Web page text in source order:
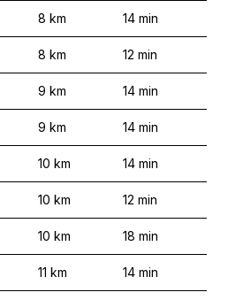
8 km 14 min
8 km 12 min
9 km 14 min
9 km 14 min
10 km 14 min
10 km 12 min
10 km 18 min
11 km 14 min